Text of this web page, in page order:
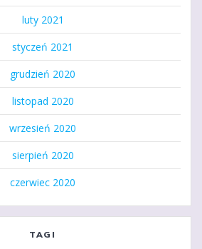
luty 2021
styczeń 2021
grudzień 2020
listopad 2020
wrzesień 2020
sierpień 2020
czerwiec 2020
TAGI